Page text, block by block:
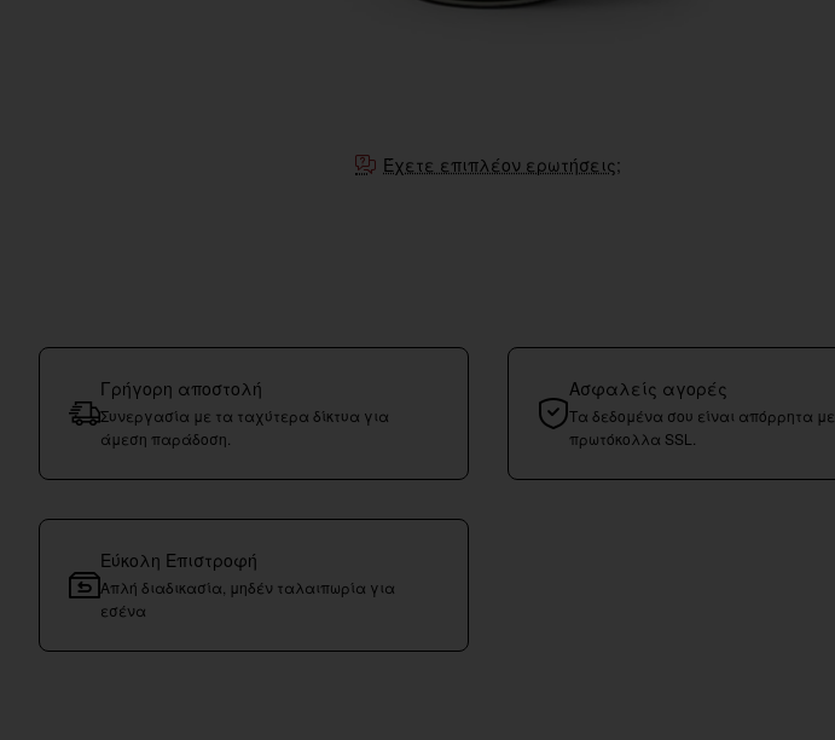
Έχετε επιπλέον ερωτήσεις;
Γρήγορη αποστολή
Συνεργασία με τα ταχύτερα δίκτυα για
άμεση παράδοση.
Ασφαλείς αγορές
Τα δεδομένα σου είναι απόρρητα με
πρωτόκολλα SSL.
Εύκολη Επιστροφή
Απλή διαδικασία, μηδέν ταλαιπωρία για
εσένα